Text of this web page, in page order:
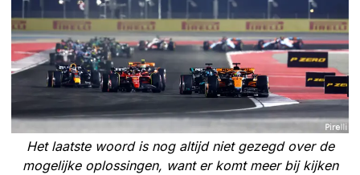
Het laatste woord is nog altijd niet gezegd over de
mogelijke oplossingen, want er komt meer bij kijken